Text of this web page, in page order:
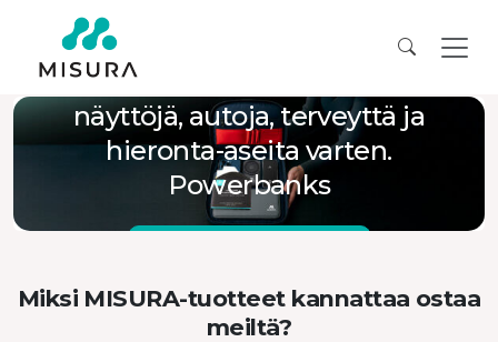
näyttöjä, autoja, terveyttä ja
hieronta-aseita varten.
Powerbanks
Miksi MISURA-tuotteet kannattaa ostaa
meiltä?